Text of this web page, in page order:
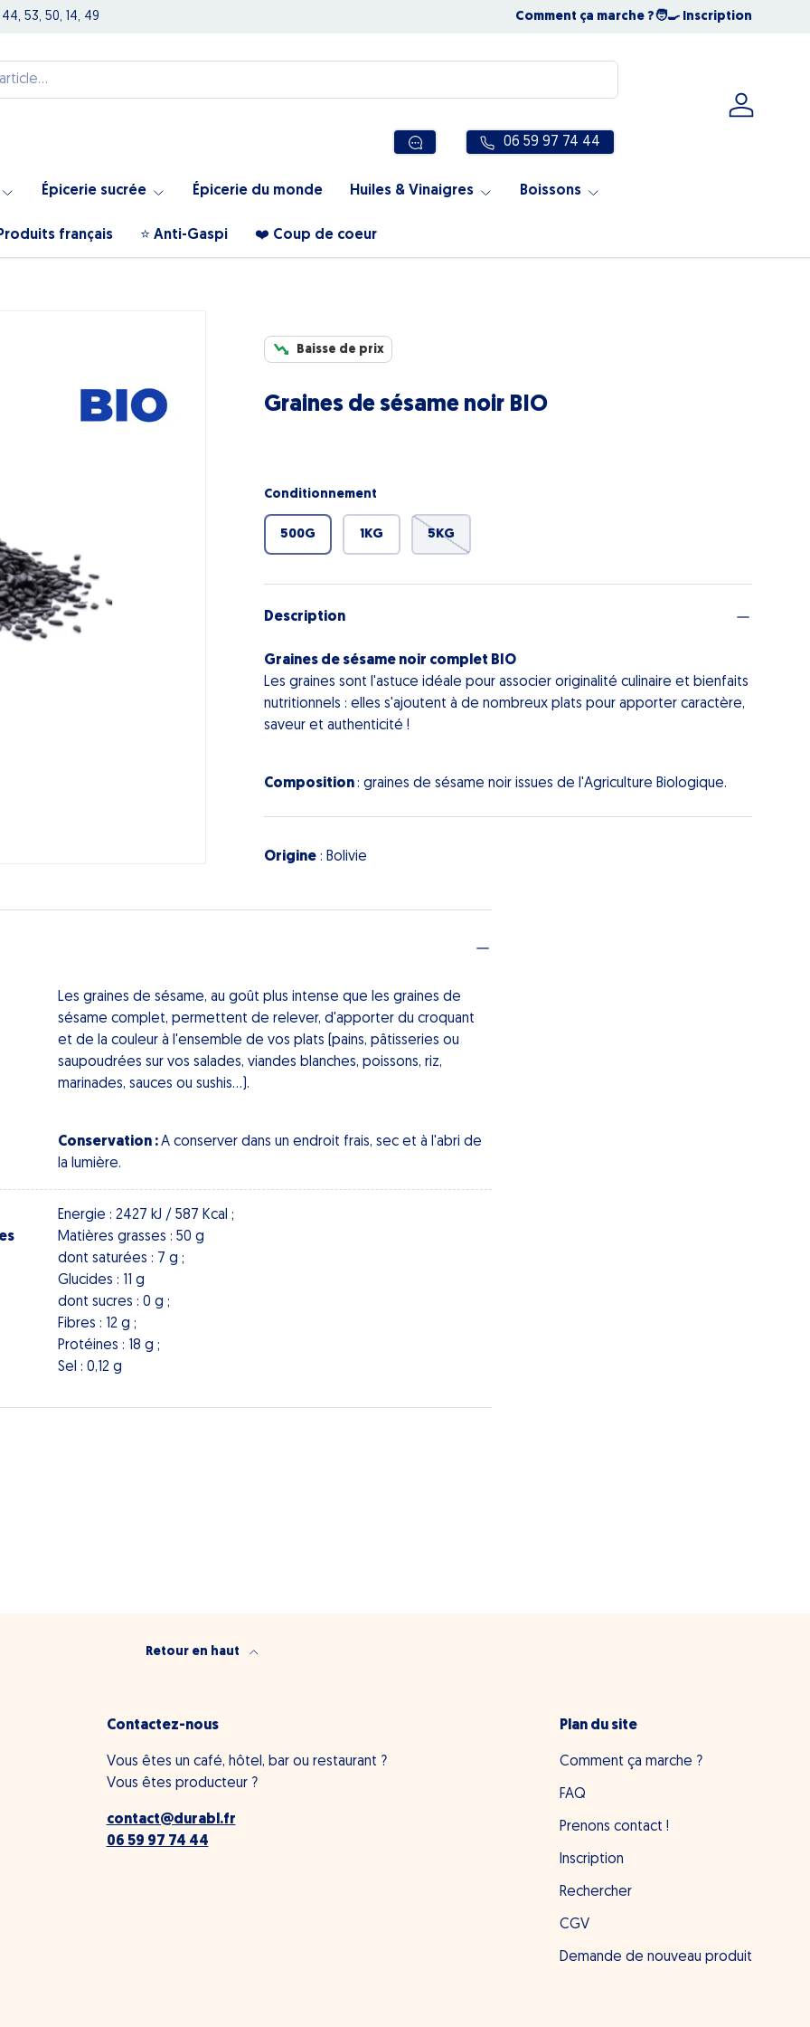
53, 50, 14, 49 NOUS SOMMES OUVERTS TOUT L'ÉTÉ☀️ Notre
Comment ça marche ?🧑‍🍳 Inscription
06 59 97 74 44
Se
Épicerie sucrée Épicerie du monde Huiles & Vinaigres Boissons
français ⭐️ Anti-Gaspi ❤️ Coup de coeur
Baisse de prix
Graines de sésame noir BIO
Conditionnement
500G 1KG 5KG
Description
Graines de sésame noir complet BIO
Les graines sont l'astuce idéale pour associer originalité culinaire et bienfaits
nutritionnels : elles s'ajoutent à de nombreux plats pour apporter caractère,
saveur et authenticité !
Composition: graines de sésame noir issues de l'Agriculture Biologique.
Origine : Bolivie
Les graines de sésame, au goût plus intense que les graines de
sésame complet, permettent de relever, d'apporter du croquant
et de la couleur à l'ensemble de vos plats (pains, pâtisseries ou
saupoudrées sur vos salades, viandes blanches, poissons, riz,
marinades, sauces ou sushis...).
Conservation :A conserver dans un endroit frais, sec et à l'abri de
la lumière.
Energie : 2427 kJ / 587 Kcal ;
Matières grasses : 50 g
dont saturées : 7 g ;
Glucides : 11 g
dont sucres : 0 g ;
Fibres : 12 g ;
Protéines : 18 g ;
Sel : 0,12 g
Retour en haut
Contactez-nous
Vous êtes un café, hôtel, bar ou restaurant ?
Vous êtes producteur ?
contact@durabl.fr
06 59 97 74 44
Plan du site
Comment ça marche ?
FAQ
Prenons contact !
Inscription
Rechercher
CGV
Demande de nouveau produit